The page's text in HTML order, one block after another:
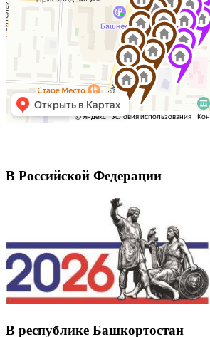
В Российской Федерации
В республике Башкортостан